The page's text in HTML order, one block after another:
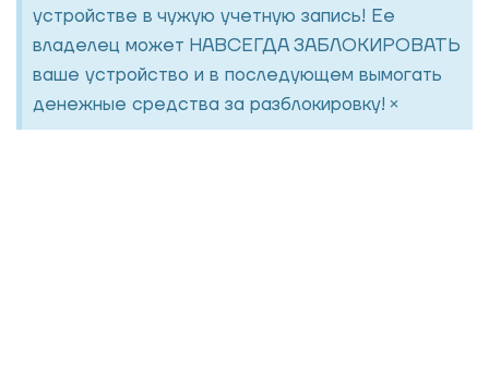
устройстве в чужую учетную запись! Ее
владелец может НАВСЕГДА ЗАБЛОКИРОВАТЬ
ваше устройство и в последующем вымогать
денежные средства за разблокировку! ×